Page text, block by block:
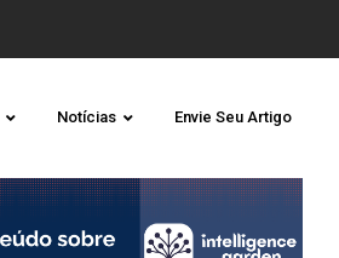
Notícias Envie Seu Artigo